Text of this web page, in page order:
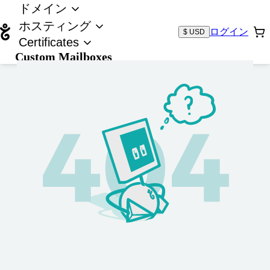
ドメイン
ホスティング
Certificates
Custom Mailboxes
$ USD ログイン